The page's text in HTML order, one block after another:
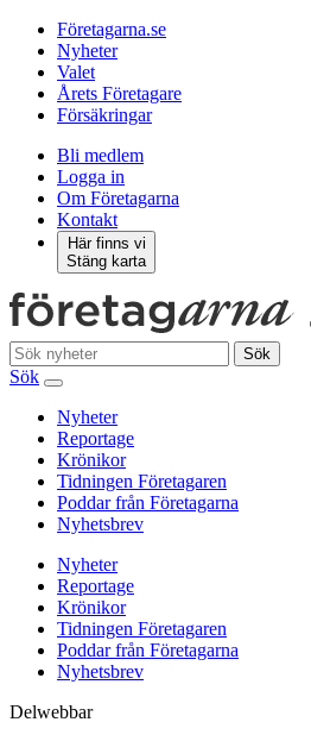
Företagarna.se
Nyheter
Valet
Årets Företagare
Försäkringar
Bli medlem
Logga in
Om Företagarna
Kontakt
Här finns vi
Stäng karta
Sök
Sök
Nyheter
Reportage
Krönikor
Tidningen Företagaren
Poddar från Företagarna
Nyhetsbrev
Nyheter
Reportage
Krönikor
Tidningen Företagaren
Poddar från Företagarna
Nyhetsbrev
Delwebbar